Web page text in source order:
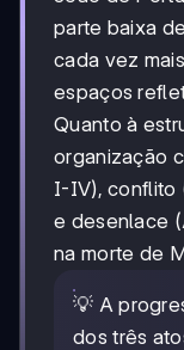
parte baixa
cada vez
espaços
Quanto à
organização
I-IV), conflito
e desenlace
na morte de
💡 A
dos três